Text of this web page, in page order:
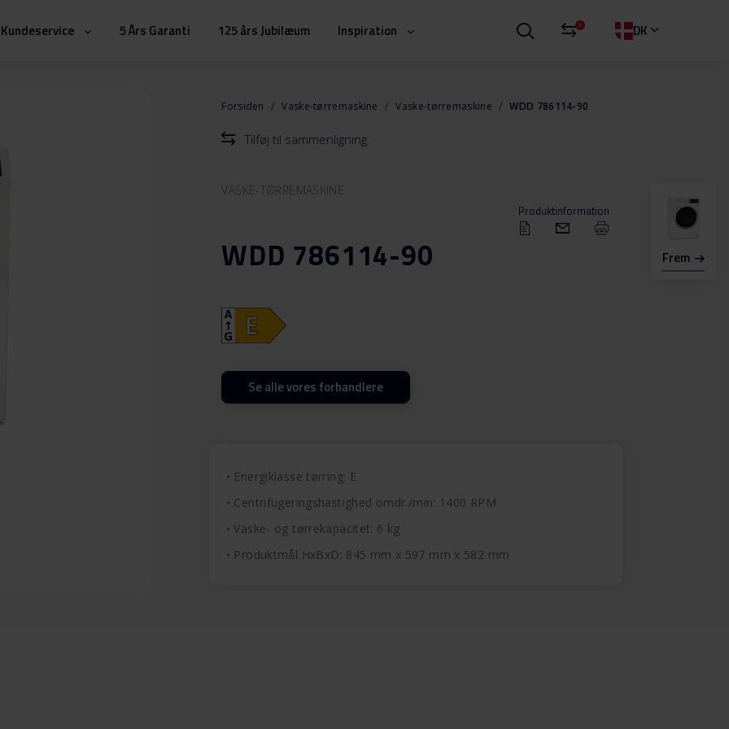
Kundeservice 5 Års Garanti 125 års Jubilæum Inspiration 0 DK
Frem
Forsiden Vaske-tørremaskine Vaske-tørremaskine WDD 786114-90
Tilføj til sammenligning
VASKE-TØRREMASKINE
Produktinformation
WDD 786114-90
Se alle vores forhandlere
Energiklasse tørring: E
Centrifugeringshastighed omdr./min: 1400 RPM
Vaske- og tørrekapacitet: 6 kg
Produktmål HxBxD: 845 mm x 597 mm x 582 mm